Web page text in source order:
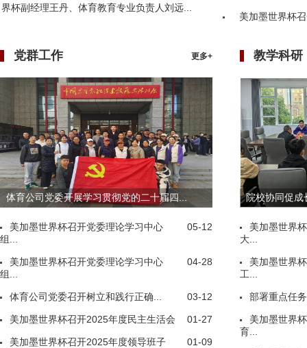
界杯副经理王丹、体育教育专业负责人刘远...
美加墨世界杯
更多+
党群工作
体育公司党委开展学习贯彻党的二十届四...
05-12
美加墨世界杯召开党委理论学习中心
组...
04-28
美加墨世界杯召开党委理论学习中心
组...
03-12
体育公司党委召开树立和践行正确...
01-27
美加墨世界杯召开2025年度民主生活会
01-09
美加墨世界杯召开2025年度领导班子
教学科研
院校协同促
美加墨世界
大...
美加墨世界
工...
部署重点任
美加墨世界
育...